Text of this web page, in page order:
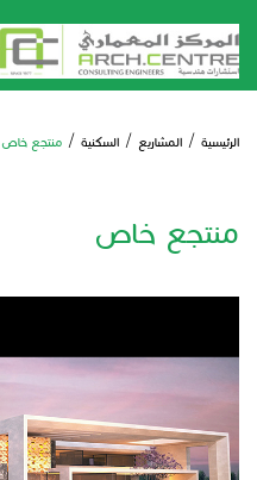
الرئيسية / المشاريع / السكنية / منتجع خاص
منتجع خاص